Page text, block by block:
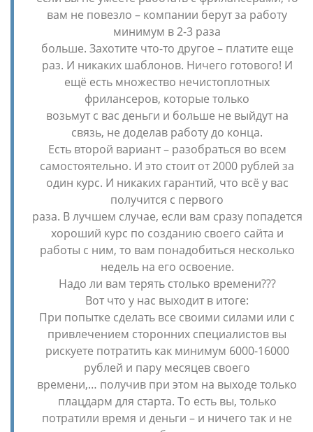
вам не повезло – компании берут за работу
минимум в 2-3 раза
больше. Захотите что-то другое – платите еще
раз. И никаких шаблонов. Ничего готового! И
ещё есть множество нечистоплотных
фрилансеров, которые только
возьмут с вас деньги и больше не выйдут на
связь, не доделав работу до конца.
Есть второй вариант – разобраться во всем
самостоятельно. И это стоит от 2000 рублей за
один курс. И никаких гарантий, что всё у вас
получится с первого
раза. В лучшем случае, если вам сразу попадется
хороший курс по созданию своего сайта и
работы с ним, то вам понадобиться несколько
недель на его освоение.
Надо ли вам терять столько времени???
Вот что у нас выходит в итоге:
При попытке сделать все своими силами или с
привлечением сторонних специалистов вы
рискуете потратить как минимум 6000-16000
рублей и пару месяцев своего
времени,… получив при этом на выходе только
плацдарм для старта. То есть вы, только
потратили время и деньги – и ничего так и не